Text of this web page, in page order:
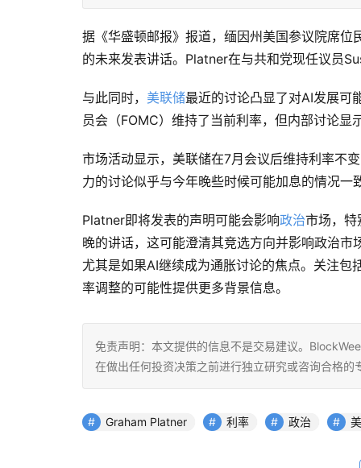
据《华盛顿邮报》报道，缅因州美国参议院席位
的未来发表讲话。Platner在与共和党现任议员
与此同时， 美联储最近的讨论凸显了对AI发展可
员会（FOMC）维持了当前利率，但内部讨论显
市场活动显示，美联储在7月会议后维持利率不
力的讨论似乎与今年晚些时候可能加息的情况一
Platner即将发表的声明可能会影响政治市场，特
晚的讲话，这可能澄清其竞选方向并影响政治
尤其是如果AI继续成为通胀讨论的焦点。关注
率调整的可能性提供更多背景信息。
免责声明：本文提供的信息不是交易建议。
在做出任何投资决策之前进行独立研究或咨询合格的
Graham Platner 利率 政治